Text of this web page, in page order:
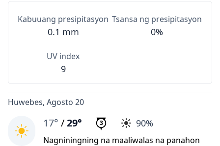
Kabuuang presipitasyon
0.1 mm
Tsansa ng presipitasyon
0%
UV index
9
Huwebes, Agosto 20
17° /29° 3 90%
Nagniningning na maaliwalas na panahon